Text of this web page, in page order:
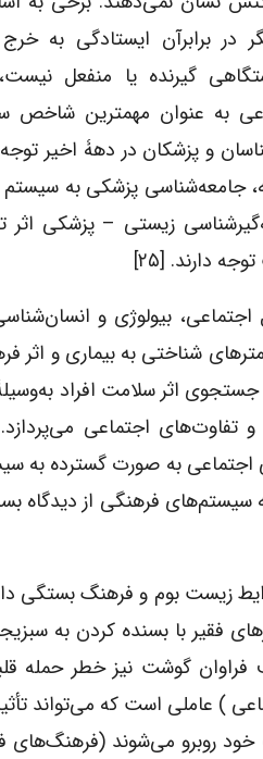
در برابرآن ایستادگی به
گیرنده یا منفعل
به عنوان مهمترین
و پزشکان در دهۀ اخیر
جامعه‌شناسی پزشکی به
زیستی – پزشکی اثر
دارند. [۲۵]
اجتماعی، بیولوژی و
شناختی به بیماری و
اثر سلامت افراد به‌وسیلۀ
اجتماعی
به صورت گسترده به
روان مرتبط می‌دانند.. [۲۵] در نتیجه سیستم‌های
زیست بوم و فرهنگ بستگی
فقیر با بسنده کردن به
گوشت نیز خطر حمله
) عاملی است که می‌تواند
خود روبرو می‌شوند